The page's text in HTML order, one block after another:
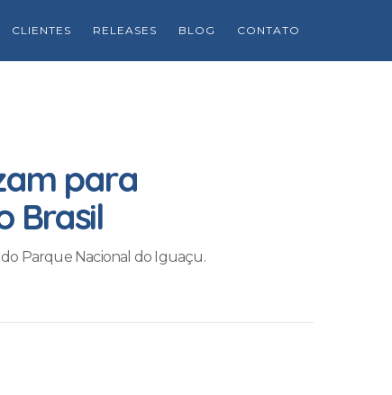
CLIENTES RELEASES BLOG CONTATO
para
Brasil
Parque Nacional do Iguaçu.